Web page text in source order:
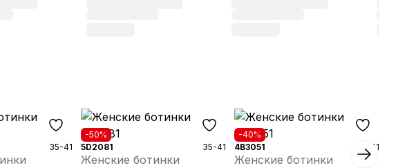
35-41
-50%
5D2081
35-41
Женские ботинки
-40%
4B3051
36-41
Женские ботинки